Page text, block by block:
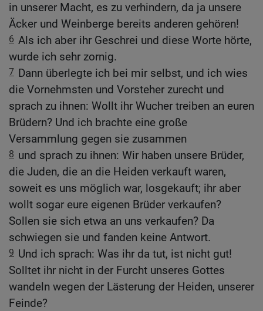
in unserer Macht, es zu verhindern, da ja unsere
Äcker und Weinberge bereits anderen gehören!
6 Als ich aber ihr Geschrei und diese Worte hörte,
wurde ich sehr zornig.
7 Dann überlegte ich bei mir selbst, und ich wies
die Vornehmsten und Vorsteher zurecht und
sprach zu ihnen: Wollt ihr Wucher treiben an euren
Brüdern? Und ich brachte eine große
Versammlung gegen sie zusammen
8 und sprach zu ihnen: Wir haben unsere Brüder,
die Juden, die an die Heiden verkauft waren,
soweit es uns möglich war, losgekauft; ihr aber
wollt sogar eure eigenen Brüder verkaufen?
Sollen sie sich etwa an uns verkaufen? Da
schwiegen sie und fanden keine Antwort.
9 Und ich sprach: Was ihr da tut, ist nicht gut!
Solltet ihr nicht in der Furcht unseres Gottes
wandeln wegen der Lästerung der Heiden, unserer
Feinde?